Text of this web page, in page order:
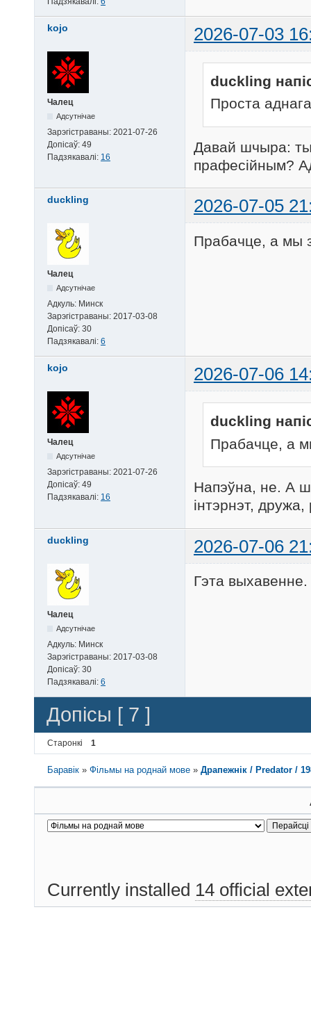
kojo 2026-07-03
Чалец
Адсутнічае
Зарэгістраваны: 2021-07-26
Допісаў: 49
Падзякавалі: 16
duckling
Проста
Давай шчыра:
прафесійным?
duckling 2026-07-05
Чалец
Адсутнічае
Адкуль: Минск
Зарэгістраваны: 2017-03-08
Допісаў: 30
Падзякавалі: 6
Прабачце, а мы
kojo 2026-07-06
Чалец
Адсутнічае
Зарэгістраваны: 2021-07-26
Допісаў: 49
Падзякавалі: 16
duckling
Прабачце, а
Напэўна, не. А
інтэрнэт,
duckling 2026-07-06
Чалец
Адсутнічае
Адкуль: Минск
Зарэгістраваны: 2017-03-08
Допісаў: 30
Падзякавалі: 6
Гэта выхавенне.
Допісы [ 7 ]
Старонкі 1
Баравік »Фільмы на роднай мове »Драпежнік / Predator /
Currently installed 14 official